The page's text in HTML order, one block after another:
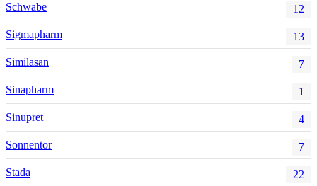
Schwabe 12
Sigmapharm 13
Similasan 7
Sinapharm 1
Sinupret 4
Sonnentor 7
Stada 22